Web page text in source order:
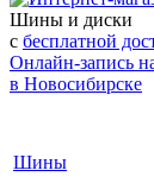
Шины и диски
с бесплатной
Онлайн-запись
в Новосибирске
Шины